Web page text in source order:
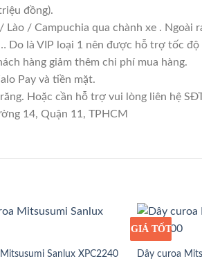
đồng).
/ Campuchia qua chành xe . Ngoài
Do là VIP loại 1 nên được hỗ trợ tốc
hàng giảm thêm chi phí mua hàng.
Pay và tiền mặt.
Hoặc cần hỗ trợ vui lòng liên hệ
14, Quận 11, TPHCM
Sanlux XPC2240
GIÁ SỈ
GIÁ TỐT
Dây curoa